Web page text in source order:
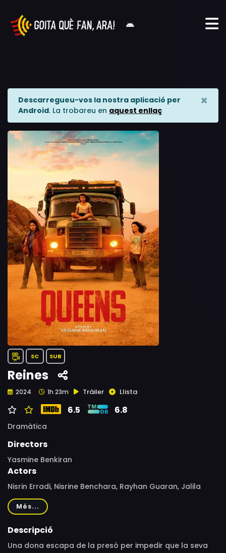
Descarregueu-vos la nostra aplicació per
Android. La trobareu en aquest enllaç
×
SC SUB
Reines
2024 1h 23m Tràiler Llista
6.5 6.8
Dramàtica
Directors
Yasmine Benkiran
Actors
Nisrin Erradi, Nisrine Benchara, Rayhan Guaran, Jalila
Tlemsi, Hamid Nider, Aderrahim Tamimi, Salima
BenMoumen, Hassan Badida, Ghassan El Hakim
Més...
Descripció
Una dona escapa de la presó per impedir que la seva